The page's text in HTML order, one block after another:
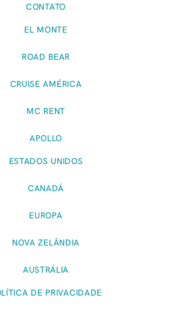
CONTATO
EL MONTE
ROAD BEAR
CRUISE AMÉRICA
MC RENT
APOLLO
ESTADOS UNIDOS
CANADÁ
EUROPA
NOVA ZELÂNDIA
AUSTRÁLIA
DE PRIVACIDADE